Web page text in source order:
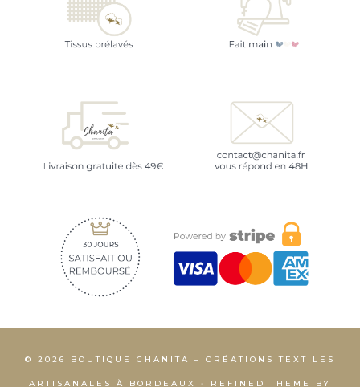
© 2026 BOUTIQUE CHANITA – CRÉATIONS TEXTILES
ARTISANALES À BORDEAUX • REFINED THEME BY